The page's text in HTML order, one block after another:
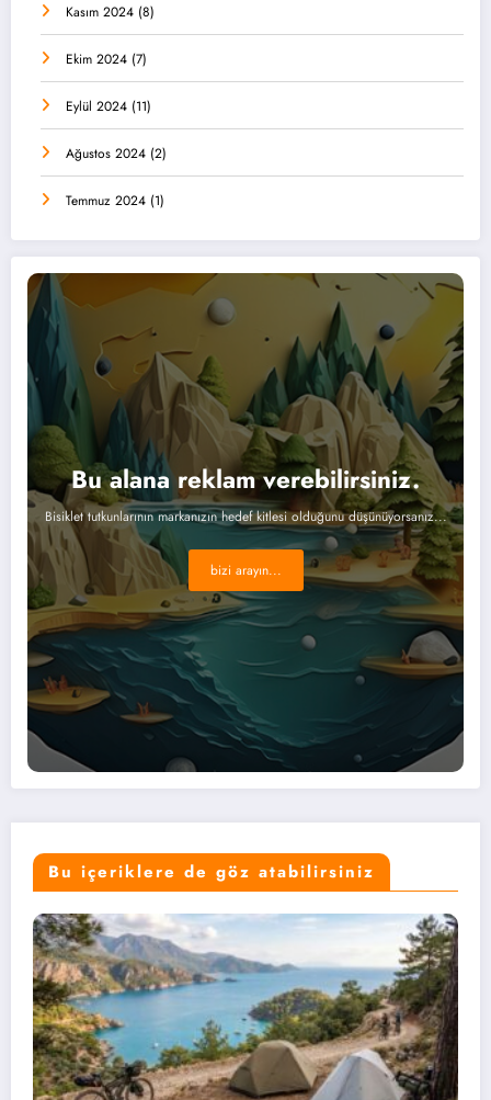
Kasım 2024 (8)
Ekim 2024 (7)
Eylül 2024 (11)
Ağustos 2024 (2)
Temmuz 2024 (1)
Bu alana reklam verebilirsiniz.
Bisiklet tutkunlarının markanızın hedef kitlesi olduğunu düşünüyorsanız...
bizi arayın...
Bu içeriklere de göz atabilirsiniz